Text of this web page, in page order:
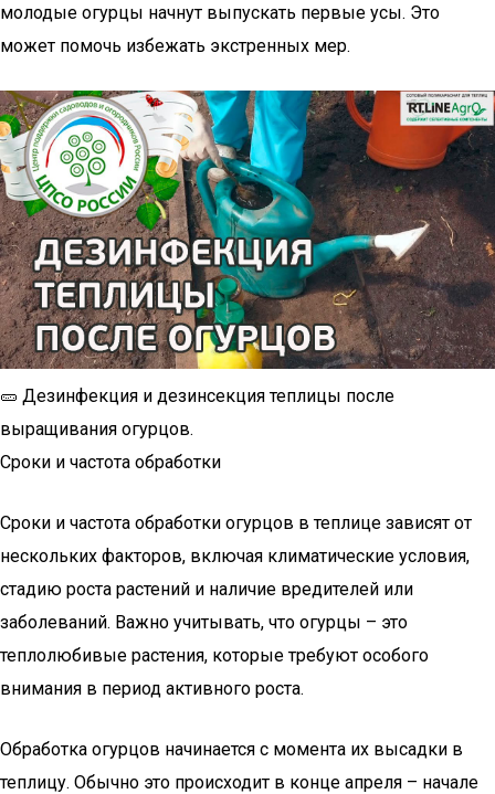
молодые огурцы начнут выпускать первые усы. Это
может помочь избежать экстренных мер.
🥒 Дезинфекция и дезинсекция теплицы после
выращивания огурцов.
Сроки и частота обработки
Сроки и частота обработки огурцов в теплице зависят от
нескольких факторов, включая климатические условия,
стадию роста растений и наличие вредителей или
заболеваний. Важно учитывать, что огурцы – это
теплолюбивые растения, которые требуют особого
внимания в период активного роста.
Обработка огурцов начинается с момента их высадки в
теплицу. Обычно это происходит в конце апреля – начале